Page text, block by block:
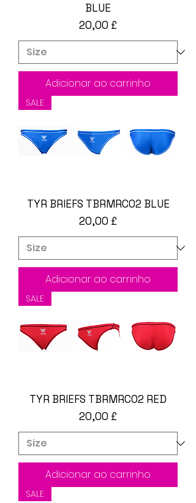
BLUE
Preço
20,00 £
Adicionar ao carrinho
SALE
TYR BRIEFS TBRMRC02 BLUE
Preço
20,00 £
Adicionar ao carrinho
SALE
TYR BRIEFS TBRMRC02 RED
Preço
20,00 £
Adicionar ao carrinho
SALE